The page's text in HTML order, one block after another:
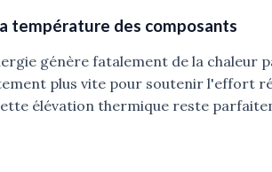
température des composants
génère fatalement de la chaleur
plus vite pour soutenir l'effort
élévation thermique reste